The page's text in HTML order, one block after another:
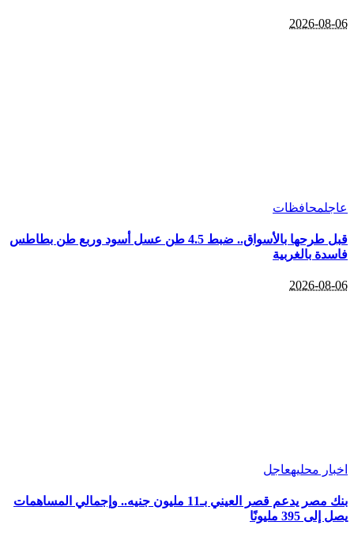
2026-08-06
عاجلمحافظات
قبل طرحها بالأسواق.. ضبط 4.5 طن عسل أسود وربع طن بطاطس
فاسدة بالغربية
2026-08-06
اخبار محليهعاجل
بنك مصر يدعم قصر العيني بـ11 مليون جنيه.. وإجمالي المساهمات
يصل إلى 395 مليونًا